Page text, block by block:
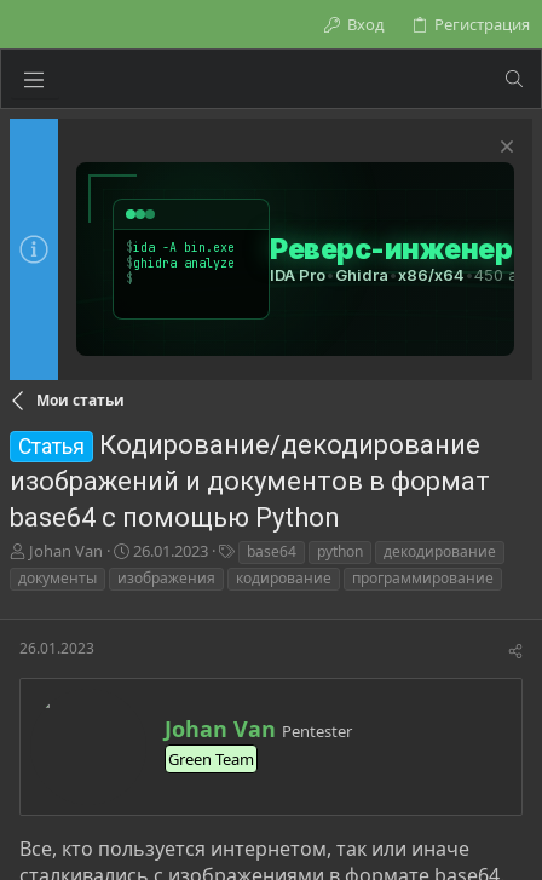
Вход Регистрация
Мои статьи
Статья
Кодирование/декодирование
изображений и документов в формат
base64 с помощью Python
А
в
о
т
е
Johan Van
Д
а
а
ч
26.01.2023
е
и
base64 python
декодирование
документы
изображения кодирование программирование
26.01.2023
А
в
т
р
Johan Van Pentester
Green Team
Все, кто пользуется интернетом, так или иначе